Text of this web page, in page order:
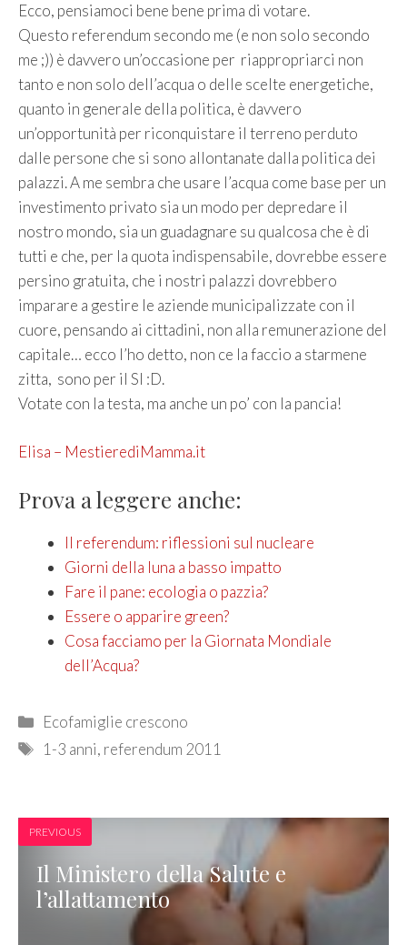
Ecco, pensiamoci bene bene prima di votare.
Questo referendum secondo me (e non solo secondo
me ;)) è davvero un’occasione per riappropriarci non
tanto e non solo dell’acqua o delle scelte energetiche,
quanto in generale della politica, è davvero
un’opportunità per riconquistare il terreno perduto
dalle persone che si sono allontanate dalla politica dei
palazzi. A me sembra che usare l’acqua come base per un
investimento privato sia un modo per depredare il
nostro mondo, sia un guadagnare su qualcosa che è di
tutti e che, per la quota indispensabile, dovrebbe essere
persino gratuita, che i nostri palazzi dovrebbero
imparare a gestire le aziende municipalizzate con il
cuore, pensando ai cittadini, non alla remunerazione del
capitale… ecco l’ho detto, non ce la faccio a starmene
zitta, sono per il SI :D.
Votate con la testa, ma anche un po’ con la pancia!
Elisa – MestierediMamma.it
Prova a leggere anche:
Il referendum: riflessioni sul nucleare
Giorni della luna a basso impatto
Fare il pane: ecologia o pazzia?
Essere o apparire green?
Cosa facciamo per la Giornata Mondiale
dell’Acqua?
Categories
Ecofamiglie crescono
Tags
1-3 anni, referendum 2011
PREVIOUS
Il Ministero della Salute e
l’allattamento